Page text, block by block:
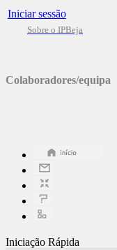
Iniciar sessão
Sobre o IPBeja
Colaboradores/equipa
Iniciação Rápida